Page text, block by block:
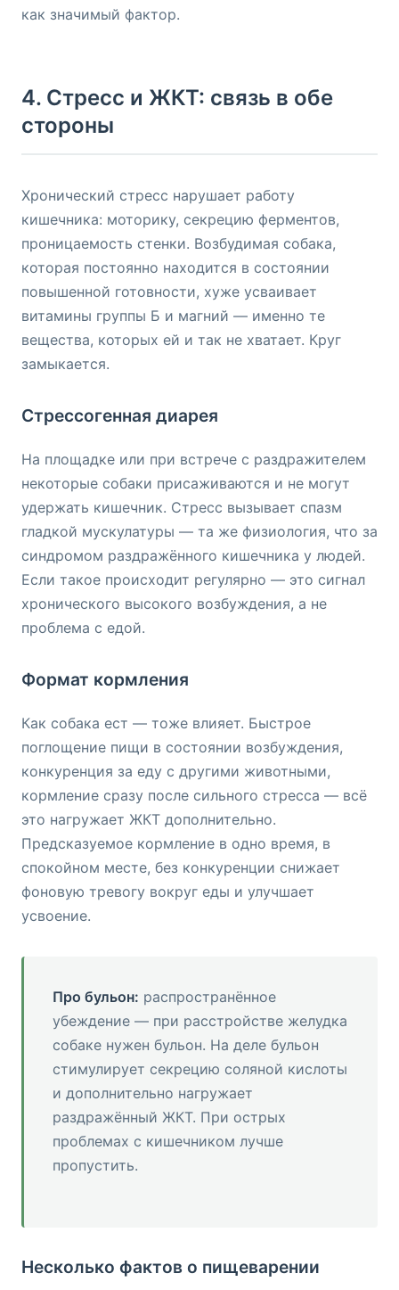
как значимый фактор.
4. Стресс и ЖКТ: связь в обе
стороны
Хронический стресс нарушает работу
кишечника: моторику, секрецию ферментов,
проницаемость стенки. Возбудимая собака,
которая постоянно находится в состоянии
повышенной готовности, хуже усваивает
витамины группы Б и магний — именно те
вещества, которых ей и так не хватает. Круг
замыкается.
Стрессогенная диарея
На площадке или при встрече с раздражителем
некоторые собаки присаживаются и не могут
удержать кишечник. Стресс вызывает спазм
гладкой мускулатуры — та же физиология, что за
синдромом раздражённого кишечника у людей.
Если такое происходит регулярно — это сигнал
хронического высокого возбуждения, а не
проблема с едой.
Формат кормления
Как собака ест — тоже влияет. Быстрое
поглощение пищи в состоянии возбуждения,
конкуренция за еду с другими животными,
кормление сразу после сильного стресса — всё
это нагружает ЖКТ дополнительно.
Предсказуемое кормление в одно время, в
спокойном месте, без конкуренции снижает
фоновую тревогу вокруг еды и улучшает
усвоение.
Про бульон: распространённое
убеждение — при расстройстве желудка
собаке нужен бульон. На деле бульон
стимулирует секрецию соляной кислоты
и дополнительно нагружает
раздражённый ЖКТ. При острых
проблемах с кишечником лучше
пропустить.
Несколько фактов о пищеварении